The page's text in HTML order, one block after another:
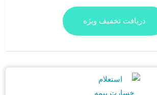
دریافت تخفیف ویژه